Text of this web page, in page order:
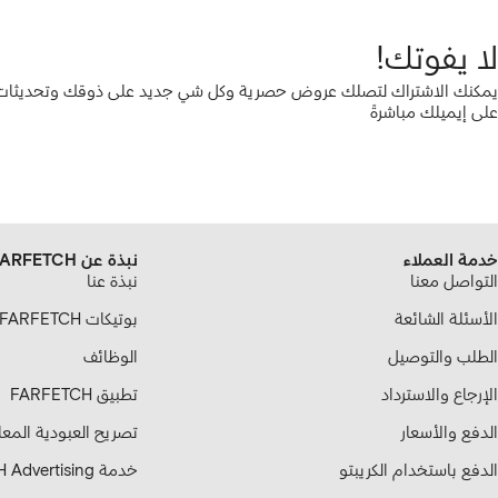
لا يفوتك!
يمكنك الاشتراك لتصلك عروض حصرية وكل شي جديد على ذوقك وتحديثات
على إيميلك مباشرةً
خدمة العملاء
التواصل معنا
الأسئلة الشائعة
الطلب والتوصيل
الإرجاع والاسترداد
الدفع والأسعار
الدفع باستخدام الكريبتو
نبذة عن FARFETCH
نبذة عنا
بوتيكات FARFETCH الشريكة
الوظائف
تطبيق FARFETCH
تصريح العبودية
خدمة FARFETCH Advertising